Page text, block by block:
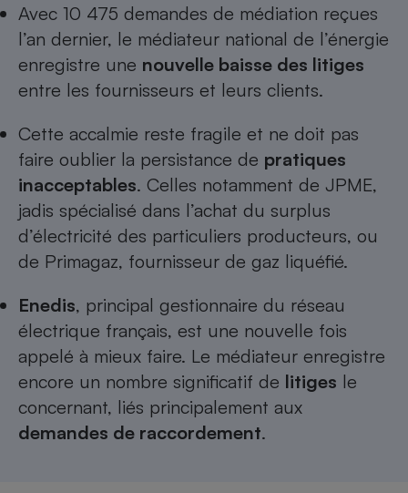
Avec 10 475 demandes de médiation reçues
l’an dernier, le médiateur national de l’énergie
enregistre une nouvelle baisse des litiges
entre les fournisseurs et leurs clients.
Cette accalmie reste fragile et ne doit pas
faire oublier la persistance de pratiques
inacceptables. Celles notamment de JPME,
jadis spécialisé dans l’achat du surplus
d’électricité des particuliers producteurs, ou
de Primagaz, fournisseur de gaz liquéfié.
Enedis, principal gestionnaire du réseau
électrique français, est une nouvelle fois
appelé à mieux faire. Le médiateur enregistre
encore un nombre significatif de litiges le
concernant, liés principalement aux
demandes de raccordement.
Plaque de cuisson à
induction
Climatiseur -
Téléphone mobile -
Smartphone
Antivirus
Radiateur électrique